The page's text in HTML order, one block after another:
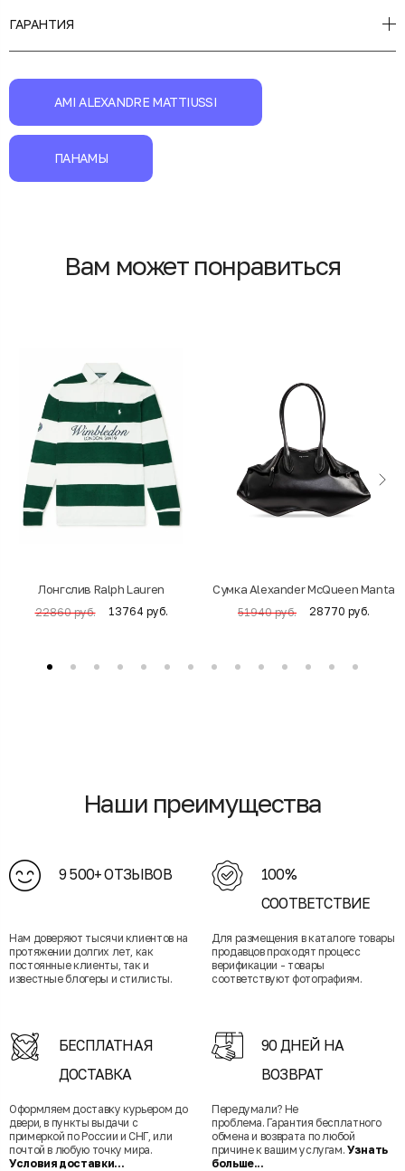
ГАРАНТИЯ
AMI ALEXANDRE MATTIUSSI
ПАНАМЫ
Вам может понравиться
Лонгслив Ralph Lauren
22860 руб. 13764 руб.
Cумка Alexander McQueen Manta
51940 руб. 28770 руб.
Наши преимущества
9 500+ ОТЗЫВОВ
Нам доверяют тысячи клиентов на
протяжении долгих лет, как
постоянные клиенты, так и
известные блогеры и стилисты.
100%
СООТВЕТСТВИЕ
Для размещения в каталоге товары
продавцов проходят процесс
верификации - товары
соответствуют фотографиям.
БЕСПЛАТНАЯ
ДОСТАВКА
Оформляем доставку курьером до
двери, в пункты выдачи с
примеркой по России и СНГ, или
почтой в любую точку мира.
Условия доставки...
90 ДНЕЙ НА
ВОЗВРАТ
Передумали? Не
проблема. Гарантия бесплатного
обмена и возврата по любой
причине к вашим услугам. Узнать
больше...